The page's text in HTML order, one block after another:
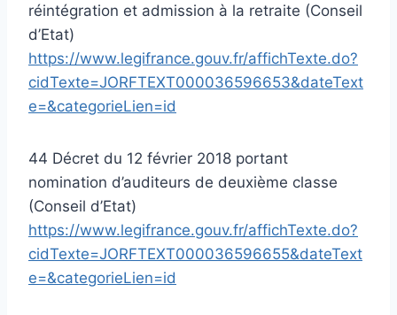
réintégration et admission à la retraite (Conseil
d’Etat)
https://www.legifrance.gouv.fr/affichTexte.do?
cidTexte=JORFTEXT000036596653&dateText
e=&categorieLien=id
44 Décret du 12 février 2018 portant
nomination d’auditeurs de deuxième classe
(Conseil d’Etat)
https://www.legifrance.gouv.fr/affichTexte.do?
cidTexte=JORFTEXT000036596655&dateText
e=&categorieLien=id